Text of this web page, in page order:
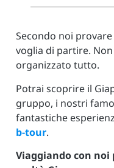
Secondo noi
voglia di partire.
organizzato tutto.
Potrai scoprire il
gruppo, i nostri
fantastiche
b-tour.
Viaggiando con noi